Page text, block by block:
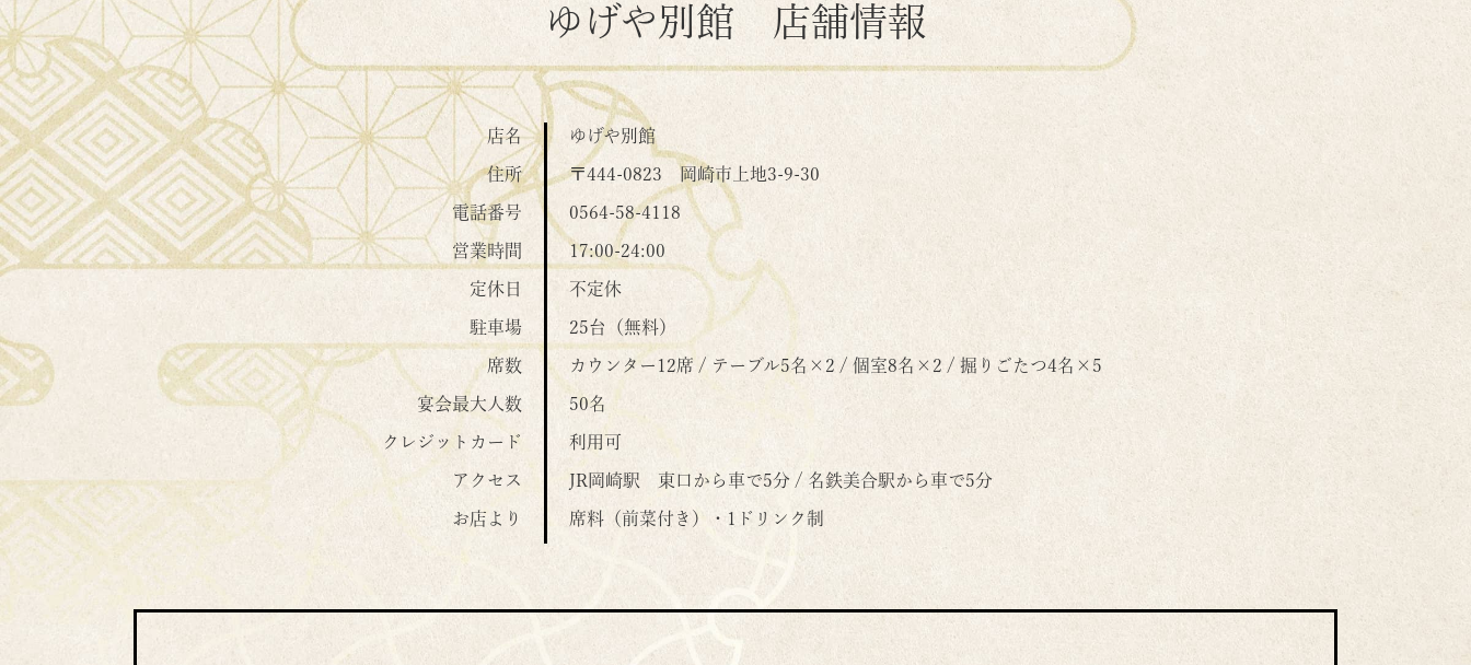
ゆげや別館 店舗情報
店名 ゆげや別館
住所 〒444-0823 岡崎市上地3-9-30
電話番号 0564-58-4118
営業時間 17:00-24:00
定休日 不定休
駐車場 25台（無料）
席数 カウンター12席 / テーブル5名×2 / 個室8名×2 / 掘りごたつ4名×5
宴会最大人数 50名
クレジットカード 利用可
アクセス JR岡崎駅 東口から車で5分 / 名鉄美合駅から車で5分
お店より 席料（前菜付き）・1ドリンク制